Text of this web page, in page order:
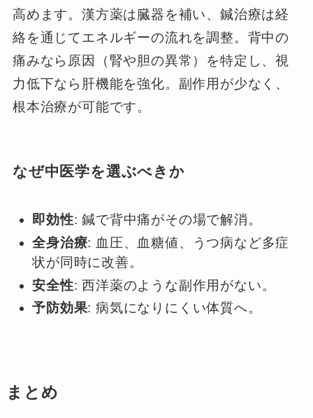
高めます。漢方薬は臓器を補い、鍼治療は経
絡を通じてエネルギーの流れを調整。背中の
痛みなら原因（腎や胆の異常）を特定し、視
力低下なら肝機能を強化。副作用が少なく、
根本治療が可能です。
なぜ中医学を選ぶべきか
即効性: 鍼で背中痛がその場で解消。
全身治療: 血圧、血糖値、うつ病など多症
状が同時に改善。
安全性: 西洋薬のような副作用がない。
予防効果: 病気になりにくい体質へ。
まとめ